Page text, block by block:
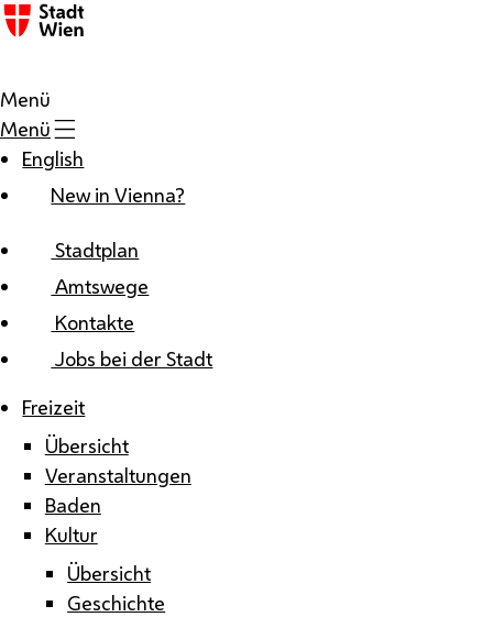
Zum Inhalt
Menü
Menü
English
New in Vienna?
Stadtplan
Amtswege
Kontakte
Jobs bei der Stadt
Freizeit
Übersicht
Veranstaltungen
Baden
Kultur
Übersicht
Geschichte